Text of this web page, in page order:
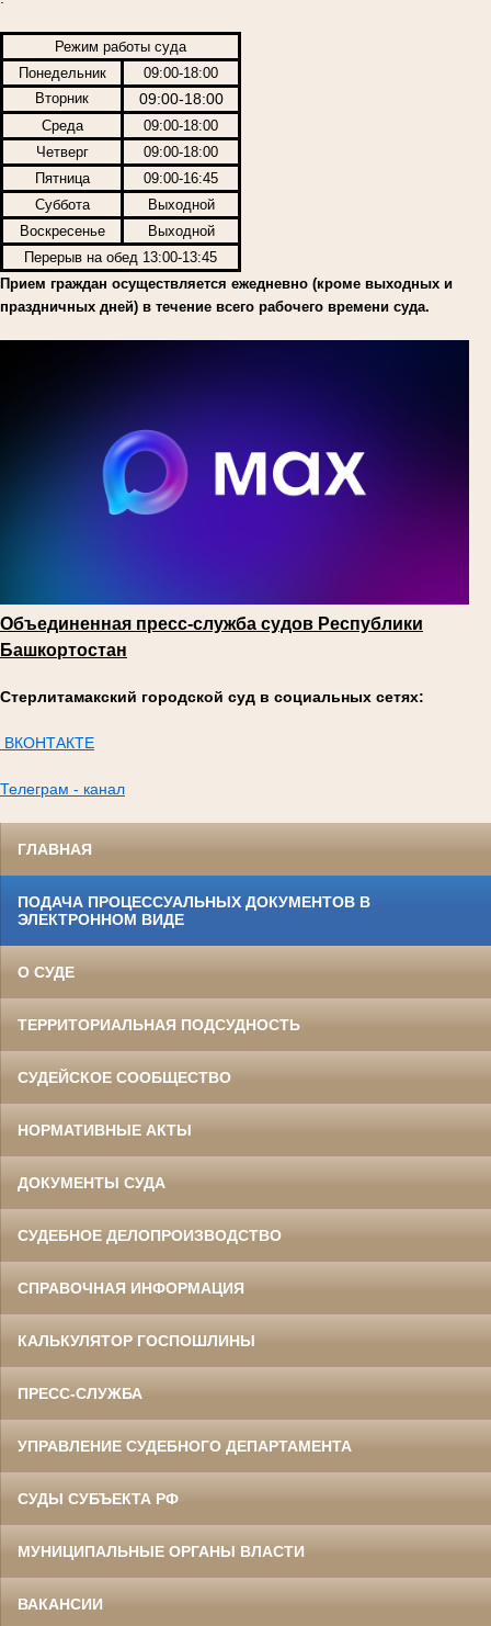
Режим работы суда
Понедельник
09:00-18:00
Вторник
09:00-18:00
Среда
09:00-18:00
Четверг
09:00-18:00
Пятница
09:00-16:45
Суббота
Выходной
Воскресенье
Выходной
Перерыв на обед 13:00-13:45
Прием граждан осуществляется ежедневно (кроме выходных и
праздничных дней) в течение всего рабочего времени суда.
Объединенная пресс-служба судов Республики
Башкортостан
Стерлитамакский городской суд в социальных сетях:
ВКОНТАКТЕ
Телеграм - канал
ГЛАВНАЯ
ПОДАЧА ПРОЦЕССУАЛЬНЫХ ДОКУМЕНТОВ В
ЭЛЕКТРОННОМ ВИДЕ
О СУДЕ
ТЕРРИТОРИАЛЬНАЯ ПОДСУДНОСТЬ
СУДЕЙСКОЕ СООБЩЕСТВО
НОРМАТИВНЫЕ АКТЫ
ДОКУМЕНТЫ СУДА
СУДЕБНОЕ ДЕЛОПРОИЗВОДСТВО
СПРАВОЧНАЯ ИНФОРМАЦИЯ
КАЛЬКУЛЯТОР ГОСПОШЛИНЫ
ПРЕСС-СЛУЖБА
УПРАВЛЕНИЕ СУДЕБНОГО ДЕПАРТАМЕНТА
СУДЫ СУБЪЕКТА РФ
МУНИЦИПАЛЬНЫЕ ОРГАНЫ ВЛАСТИ
ВАКАНСИИ